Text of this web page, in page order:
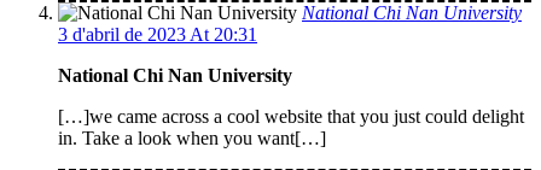
National Chi Nan University
3 d'abril de 2023 At 20:31
National Chi Nan University
[…]we came across a cool website that you just could delight
in. Take a look when you want[…]